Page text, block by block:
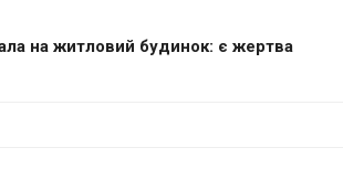
на житловий будинок: є жертва